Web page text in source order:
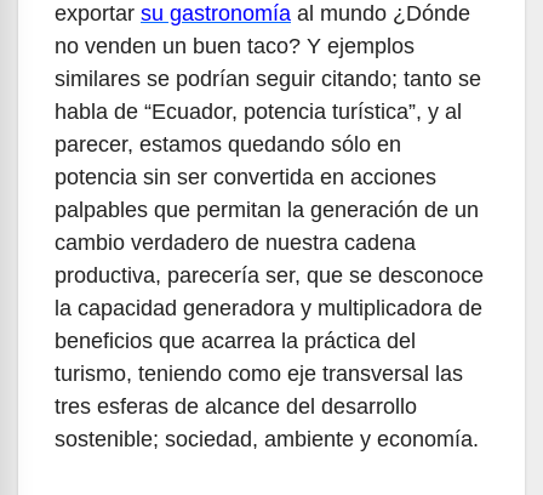
exportar su gastronomía al mundo ¿Dónde
no venden un buen taco? Y ejemplos
similares se podrían seguir citando; tanto se
habla de “Ecuador, potencia turística”, y al
parecer, estamos quedando sólo en
potencia sin ser convertida en acciones
palpables que permitan la generación de un
cambio verdadero de nuestra cadena
productiva, parecería ser, que se desconoce
la capacidad generadora y multiplicadora de
beneficios que acarrea la práctica del
turismo, teniendo como eje transversal las
tres esferas de alcance del desarrollo
sostenible; sociedad, ambiente y economía.